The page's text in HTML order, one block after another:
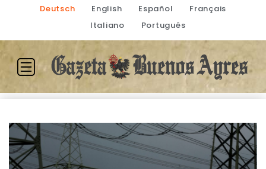
Deutsch English Español
Français
Italiano
Português